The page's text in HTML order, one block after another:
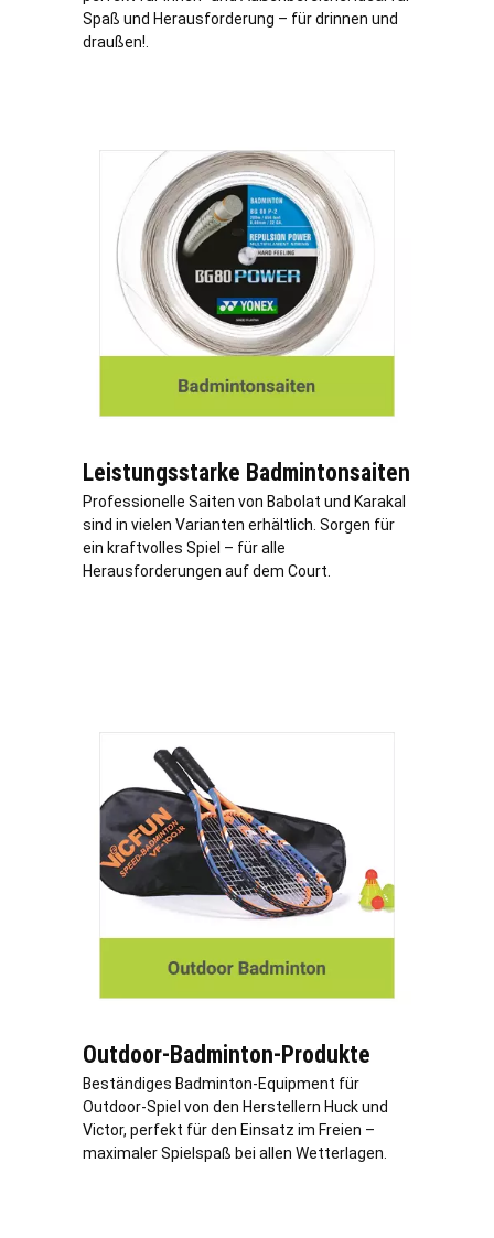
Spaß und Herausforderung – für drinnen und
draußen!.
Leistungsstarke Badmintonsaiten
Professionelle Saiten von Babolat und Karakal
sind in vielen Varianten erhältlich. Sorgen für
ein kraftvolles Spiel – für alle
Herausforderungen auf dem Court.
Outdoor-Badminton-Produkte
Beständiges Badminton-Equipment für
Outdoor-Spiel von den Herstellern Huck und
Victor, perfekt für den Einsatz im Freien –
maximaler Spielspaß bei allen Wetterlagen.